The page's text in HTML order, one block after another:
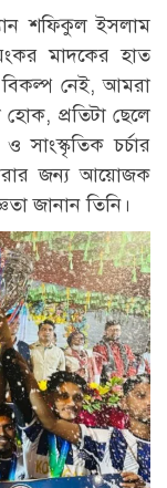
শফিকুল ইসলাম
মাদকের হাত
নেই, আমরা
প্রতিটা ছেলে
সাংস্কৃতিক চর্চার
জন্য আয়োজক
জানান তিনি।